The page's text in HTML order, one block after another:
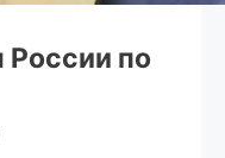
России по